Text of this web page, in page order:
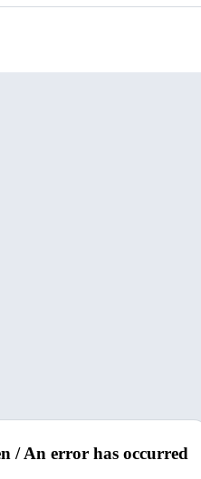
/ An error has occurred